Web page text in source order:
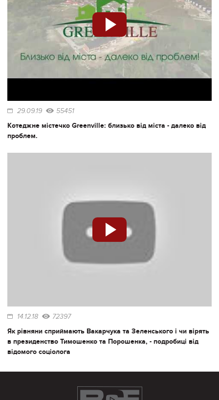
29.09.19 55451
Котеджне містечко Greenville: близько від міста - далеко від
проблем.
14.12.18 72397
Як рівняни сприймають Вакарчука та Зеленського і чи вірять
в президенство Тимошенко та Порошенка, - подробиці від
відомого соціолога